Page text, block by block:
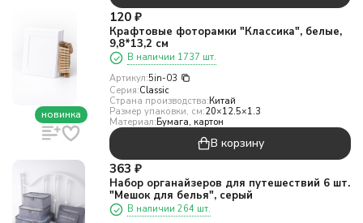
новинка
120 ₽
Крафтовые фоторамки "Классика", белые,
9,8*13,2 см
В наличии 1737 шт.
Артикул:5in-03
Серия:Classic
Страна производства:Китай
Размер упаковки, см:20×12.5×1.3
Материал:Бумага, картон
В корзину
363 ₽
Набор органайзеров для путешествий 6 шт.
"Мешок для белья", серый
В наличии 264 шт.